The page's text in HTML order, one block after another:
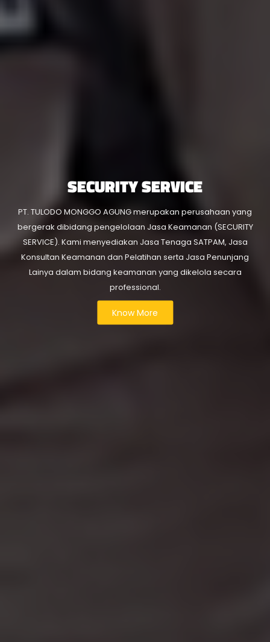
SECURITY SERVICE
PT. TULODO MONGGO AGUNG merupakan perusahaan yang
bergerak dibidang pengelolaan Jasa Keamanan (SECURITY
SERVICE). Kami menyediakan Jasa Tenaga SATPAM, Jasa
Konsultan Keamanan dan Pelatihan serta Jasa Penunjang
Lainya dalam bidang keamanan yang dikelola secara
professional.
Know More